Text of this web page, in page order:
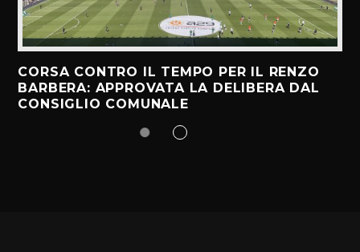
CORSA CONTRO IL TEMPO PER IL RENZO
BARBERA: APPROVATA LA DELIBERA DAL
CONSIGLIO COMUNALE